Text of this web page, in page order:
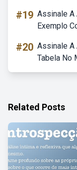
#19 Assinale A
Exemplo
#20 Assinale A
Tabela No
Related Posts